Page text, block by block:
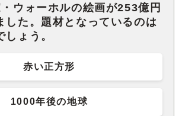
ウォーホルの絵画が253億円
した。題材となっているのは
しょう。
赤い正方形
1000年後の地球